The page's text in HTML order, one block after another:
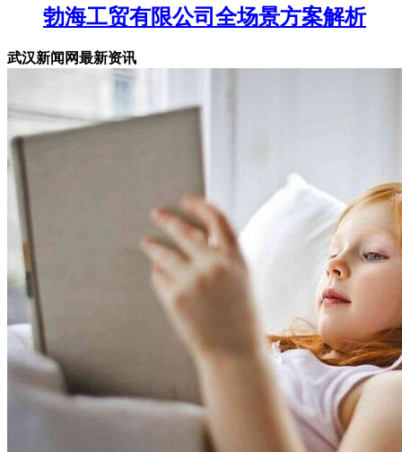
勃海工贸有限公司全场景方案解析
武汉新闻网最新资讯